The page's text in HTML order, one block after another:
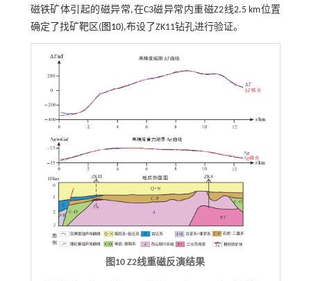
磁铁矿体引起的磁异常,在C3磁异常内重磁Z2线2.5 km位置
确定了找矿靶区(图10),布设了ZK11钻孔进行验证。
图10 Z2线重磁反演结果